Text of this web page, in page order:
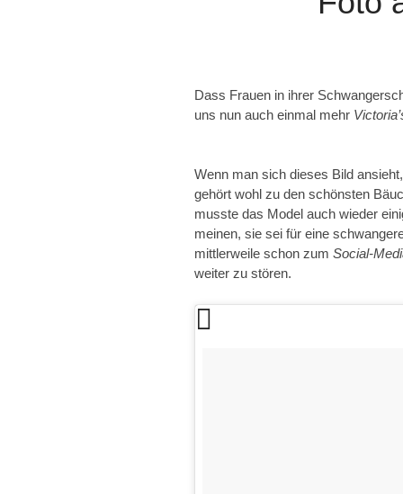
Dass Frauen in ihrer
uns nun auch einmal mehr
Wenn man sich dieses Bild
gehört wohl zu den schönsten
musste das Model auch wieder
meinen, sie sei für eine
mittlerweile schon zum Social-
weiter zu stören.